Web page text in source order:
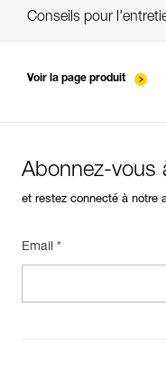
verif-
Conseils pour
Voir la page produit
Abonnez-vous
et restez connecté à notre
Email *